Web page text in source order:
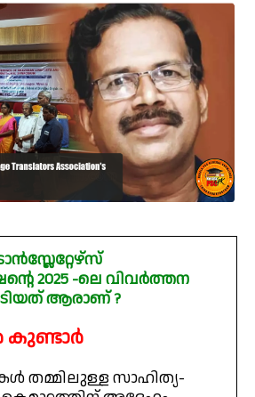
2025 -ലെ വിവർത്തന
ആരാണ് ?
തമ്മിലുള്ള സാഹിത്യ-